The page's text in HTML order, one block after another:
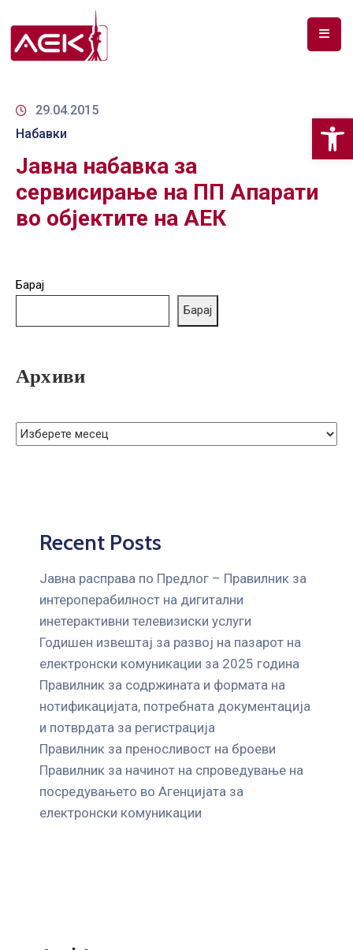
ЗА
ДОКУМЕНТИ
РФ
СПЕКТАР
АНАЛИЗА
ЗА
ЈАВНИ
29.04.2015
Набавки
Јавна набавка за
сервисирање на ПП Апарати
во објектите на АЕК
Барај
Барај
Архиви
Recent Posts
Јавна расправа по Предлог – Правилник за
интероперабилност на дигитални
инетерактивни телевизиски услуги
Годишен извештај за развој на пазарот на
електронски комуникации за 2025 година
Правилник за содржината и формата на
нотификацијата, потребната документација
и потврдата за регистрација
Правилник за преносливост на броеви
Правилник за начинот на спроведување на
посредувањето во Агенцијата за
електронски комуникации